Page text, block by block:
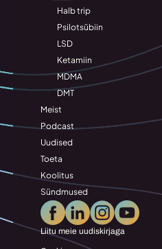
Halb trip
Psilotsübiin
LSD
Ketamiin
MDMA
DMT
Meist
Podcast
Uudised
Toeta
Koolitus
Sündmused
Liitu meie uudiskirjaga